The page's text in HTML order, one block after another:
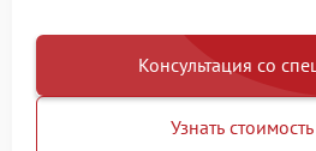
Консультация со
Узнать